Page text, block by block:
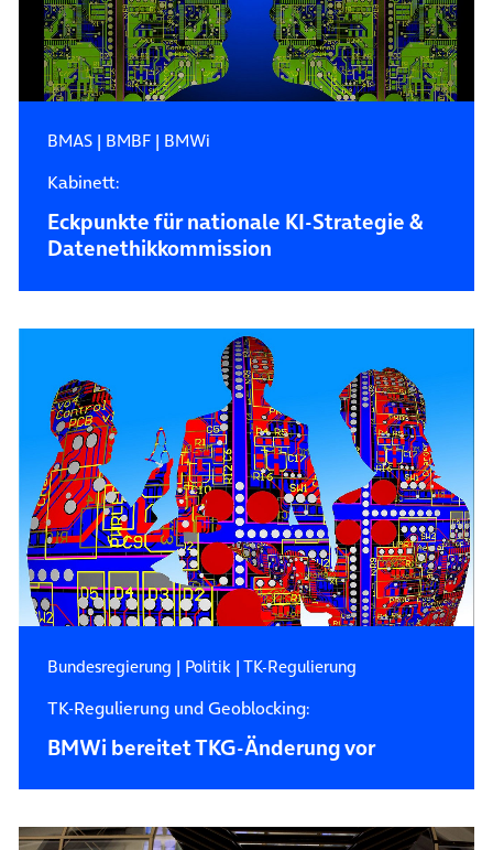
BMAS| BMBF| BMWi
Kabinett:
Eckpunkte für nationale KI-Strategie &
Datenethikkommission
Bundesregierung | Politik|TK-Regulierung
TK-Regulierung und Geoblocking:
BMWi bereitet TKG-Änderung vor